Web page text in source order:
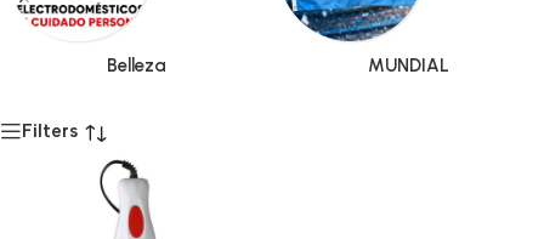
Belleza MUNDIAL
Filters